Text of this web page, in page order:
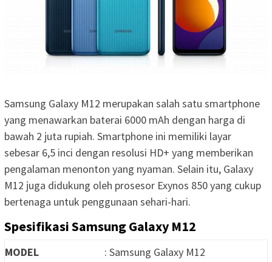
Samsung Galaxy M12 merupakan salah satu smartphone
yang menawarkan baterai 6000 mAh dengan harga di
bawah 2 juta rupiah. Smartphone ini memiliki layar
sebesar 6,5 inci dengan resolusi HD+ yang memberikan
pengalaman menonton yang nyaman. Selain itu, Galaxy
M12 juga didukung oleh prosesor Exynos 850 yang cukup
bertenaga untuk penggunaan sehari-hari.
Spesifikasi Samsung Galaxy M12
MODEL : Samsung Galaxy M12